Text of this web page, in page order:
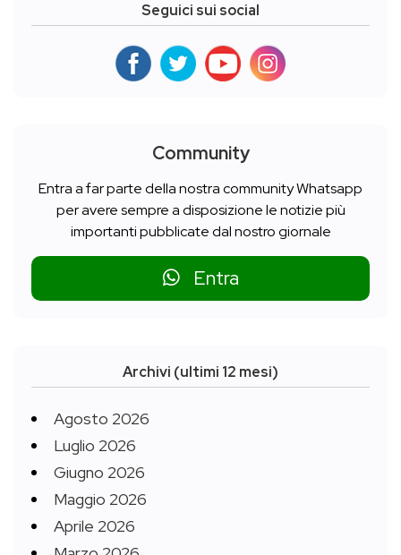
Seguici sui social
Community
Entra a far parte della nostra community Whatsapp
per avere sempre a disposizione le notizie più
importanti pubblicate dal nostro giornale
Entra
Archivi (ultimi 12 mesi)
Agosto 2026
Luglio 2026
Giugno 2026
Maggio 2026
Aprile 2026